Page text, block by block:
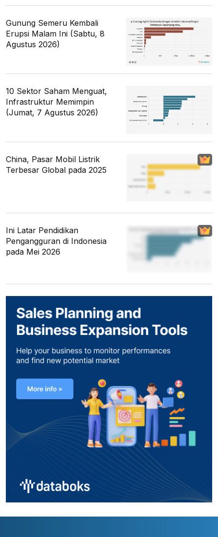
Gunung Semeru Kembali
Erupsi Malam Ini (Sabtu, 8
Agustus 2026)
10 Sektor Saham Menguat,
Infrastruktur Memimpin
(Jumat, 7 Agustus 2026)
China, Pasar Mobil Listrik
Terbesar Global pada 2025
Ini Latar Pendidikan
Pengangguran di Indonesia
pada Mei 2026